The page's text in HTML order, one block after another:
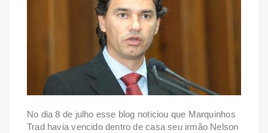
No dia 8 de julho esse blog noticiou que Marquinhos
Trad havia vencido dentro de casa seu irmão Nelson